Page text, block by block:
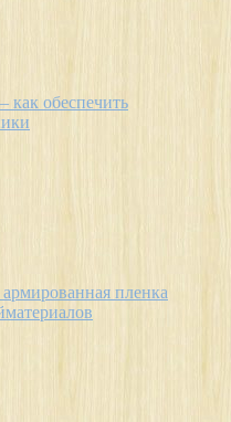
обеспечить
пленка